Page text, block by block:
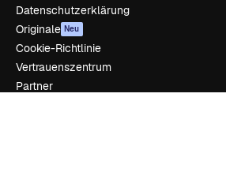
Datenschutzerklärung
Originale Neu
Cookie-Richtlinie
Vertrauenszentrum
Partner